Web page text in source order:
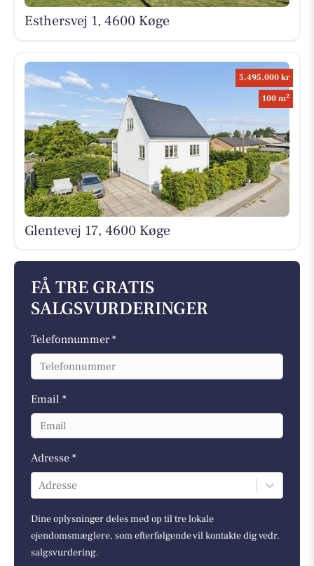
Esthersvej 1, 4600 Køge
5.495.000 kr
100 m2
Glentevej 17, 4600 Køge
FÅ TRE GRATIS
SALGSVURDERINGER
Telefonnummer *
Email *
Adresse *
Adresse
Dine oplysninger deles med op til tre lokale
ejendomsmæglere, som efterfølgende vil kontakte dig vedr.
salgsvurdering.